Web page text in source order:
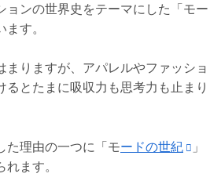
ョンの世界史をテーマにした「モー
ます。
まりますが、アパレルやファッショ
るとたまに吸収力も思考力も止まり
た理由の一つに「モードの世紀
」
ます。